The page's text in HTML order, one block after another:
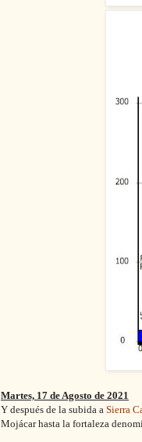
Martes, 17 de Agosto de 2021
Y después de la subida a Sierra
Mojácar hasta la fortaleza